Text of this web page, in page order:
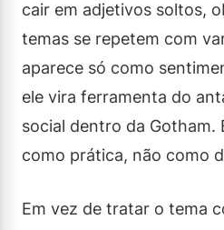
cair em adjetivos soltos,
temas se repetem com
aparece só como
ele vira ferramenta do
social dentro da Gotham.
como prática, não como
Em vez de tratar o tema